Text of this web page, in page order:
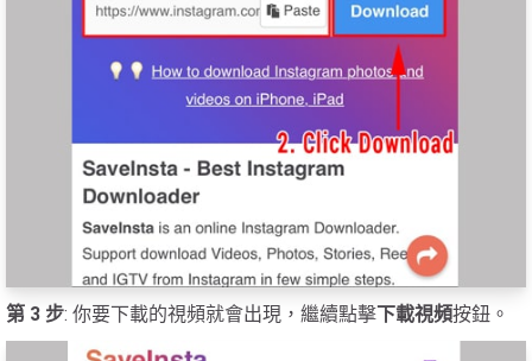
第 3 步: 你要下載的視頻就會出現，繼續點擊下載視頻按鈕。